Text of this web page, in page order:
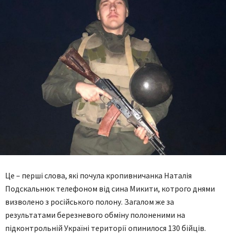
Це – перші слова, які почула кропивничанка Наталія
Подскальнюк телефоном від сина Микити, котрого днями
визволено з російського полону. Загалом же за
результатами березневого обміну полоненими на
підконтрольній Україні території опинилося 130 бійців.